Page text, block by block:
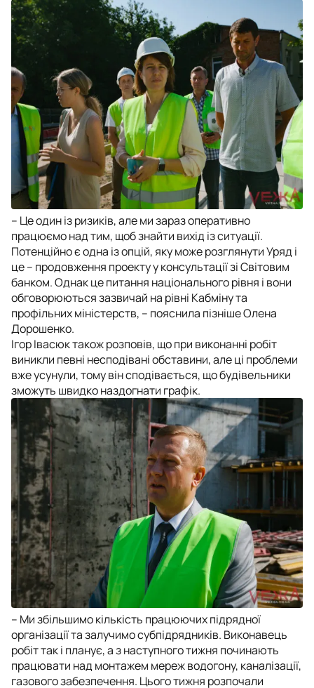
– Це один із ризиків, але ми зараз оперативно
працюємо над тим, щоб знайти вихід із ситуації.
Потенційно є одна із опцій, яку може розглянути Уряд і
це – продовження проекту у консультації зі Світовим
банком. Однак це питання національного рівня і вони
обговорюються зазвичай на рівні Кабміну та
профільних міністерств, – пояснила пізніше Олена
Дорошенко.
Ігор Івасюк також розповів, що при виконанні робіт
виникли певні несподівані обставини, але ці проблеми
вже усунули, тому він сподівається, що будівельники
зможуть швидко наздогнати графік.
– Ми збільшимо кількість працюючих підрядної
організації та залучимо субпідрядників. Виконавець
робіт так і планує, а з наступного тижня починають
працювати над монтажем мереж водогону, каналізації,
газового забезпечення. Цього тижня розпочали